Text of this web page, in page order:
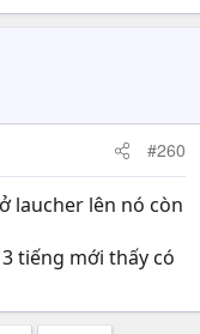
#260
laucher lên nó còn
tiếng mới thấy có